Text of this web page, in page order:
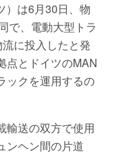
）は6月30日、物
で、電動大型トラ
に投入したと発
点とドイツのMAN
ックを運用するの
輸送の双方で使用
ンヘン間の片道